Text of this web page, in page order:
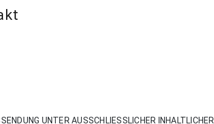
UNTER AUSSCHLIESSLICHER